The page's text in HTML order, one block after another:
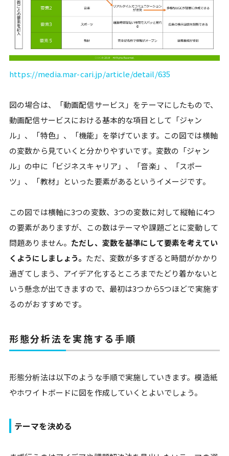
https://media.mar-cari.jp/article/detail/635
図の場合は、「動画配信サービス」をテーマにしたもので、
動画配信サービスにおける基本的な項目として「ジャン
ル」、「特色」、「機能」を挙げています。この図では横軸
の変数から見ていくと分かりやすいです。変数の「ジャン
ル」の中に「ビジネスキャリア」、「音楽」、「スポー
ツ」、「教材」といった要素があるというイメージです。
この図では横軸に3つの変数、3つの変数に対して縦軸に4つ
の要素がありますが、この数はテーマや課題ごとに変動して
問題ありません。 ただし、変数を基準にして要素を考えてい
くようにしましょう。 ただ、変数が多すぎると時間がかかり
過ぎてしまう、アイデア化するところまでたどり着かないと
いう懸念が出てきますので、最初は3つから5つほどで実施す
るのがおすすめです。
形態分析法を実施する手順
形態分析法は以下のような手順で実施していきます。模造紙
やホワイトボードに図を作成していくとよいでしょう。
テーマを決める